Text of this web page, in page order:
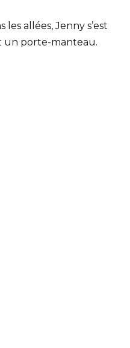
allées, Jenny s’est
un porte-manteau.